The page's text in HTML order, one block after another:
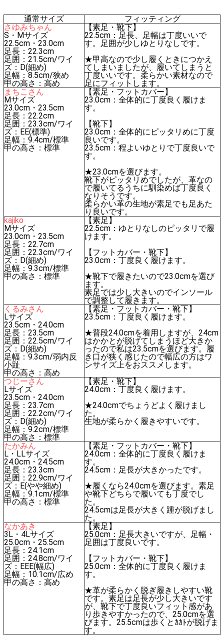
通常サイズ
フィッティング
さゆみちゃん
S・Mサイズ
22.5cm・23.0cm
足長：22.3cm
足囲：21.5cm/ワイ
ズ：D(細め)
足幅：8.5cm/狭め
甲の高さ：高め
【素足・靴下】
22.5cm：足長、足幅は丁度いいで
す。足囲が少しゆとりなしです。
★甲高なので少し履くときにつかえ
てしまいましたが、履いてしまうと
丁度いいです。柔らかい素材なので
足にフィットします。
まちこさん
Mサイズ
23.0cm・23.5cm
足長：22.2cm
足囲：23.3cm/ワイ
ズ：EE(標準)
足幅：9.4cm/標準
甲の高さ：標準
【素足・フットカバー】
23.0cm：全体的に丁度良く履けま
す。
【靴下】
23.0cm：全体的にピッタリめに丁度
良いです。
23.5cm：程よいゆとりで丁度良いで
す。
★23.0cmを選びます。
靴下がピッタリめでしたが、革なの
で履いてるうちに馴染めば丁度良く
なりそうです。
柔らかい革の生地が素足でも足あた
り良いです。
kajiko
Mサイズ
23.0cm・23.5cm
足長：22.7cm
足囲：22.3cm/ワイ
ズ：D(細め)
足幅：9.3cm/標準
甲の高さ：標準
【素足】
22.5cm：ゆとりなしのピッタリで履
けます。
【フットカバー・靴下】
23.0cm：丁度良く履けます。
★靴下で履きたいので23.0cmを選び
ます。
素足では少し大きいのでインソール
で調整して履きます。
くるみさん
Lサイズ
23.5cm・24.0cm
足長：23.5cm
足囲：22.5cm/ワイ
ズ：D(細め)
足幅：9.3cm/弱内反
小趾
甲の高さ：高め
【素足・フットカバー・靴下】
23.5cm：丁度良く履けます。
★普段24.0cmを着用しますが、24cm
はかかとが脱げてしまうほど大きか
ったので私は23.5cmを選びます。履
き口が狭く感じたので幅広の方はワ
ンサイズ上をおススメします。
つじーさん
Lサイズ
23.5cm・24.0cm
足長：23.7cm
足囲：22.2cm/ワイ
ズ：D(細め)
足幅：9.2cm/標準
甲の高さ：標準
【素足・靴下】
24.0cm：丁度良く履けます。
★24.0cmでちょうどよく履けまし
た。
生地が柔らかく履きやすいです。
たかみん
L・LLサイズ
24.0cm・24.5cm
足長：23.3cm
足囲：22.9cm/ワイ
ズ：E(やや細め)
足幅：9.1cm/標準
甲の高さ：標準
【素足・フットカバー・靴下】
24.0cm：全体的に丁度良く履けま
す。
24.5cm：足長が大きかったです。
★履くなら24.0cmを選びます。素足
や靴下どちらで履いても丁度でし
た。
24.5cmは足長が大きく踵が脱げまし
た。
なかあき
3L・4Lサイズ
25.0cm・25.5cm
足長：24.1cm
足囲：24.8cm/ワイ
ズ：EEE(幅広)
足幅：10.1cm/広め
甲の高さ：高め
【素足】
25.0cm：足長大きいですが、足幅・
足囲は丁度良いです。
【フットカバー・靴下】
25.0cm：全体的に丁度良く履けま
す。
★革が柔らかく脱ぎ履きしやすい靴
です。素足は足長が少し大きいです
が、靴下で丁度良いフィット感があ
り歩きやすかったので、25.0cmを選
びます。25.5cmは歩くとｶｶﾄが脱げま
す。